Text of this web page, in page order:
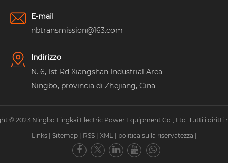
E-mail
nbtransmission@163.com
Indirizzo
N. 6, 1st Rd Xiangshan Industrial Area
Ningbo, provincia di Zhejiang, Cina
© 2023 Ningbo Lingkai Electric Power Equipment Co., Ltd. Tutti i diritti
Links
Sitemap RSS XML politica sulla riservatezza